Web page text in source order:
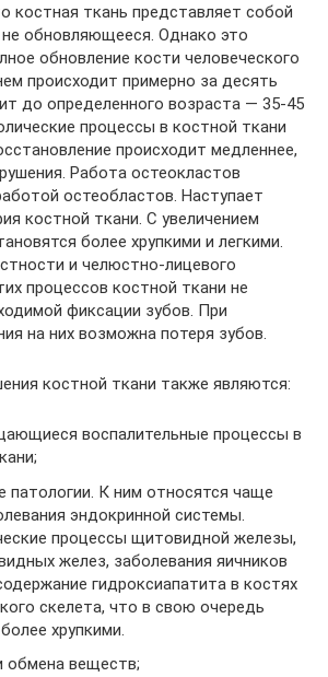
костная ткань представляет собой
обновляющееся. Однако это
обновление кости человеческого
происходит примерно за десять
до определенного возраста — 35-45
процессы в костной ткани
происходит медленнее,
Работа остеокластов
остеобластов. Наступает
костной ткани. С увеличением
более хрупкими и легкими.
и челюстно-лицевого
процессов костной ткани не
фиксации зубов. При
на них возможна потеря зубов.
костной ткани также являются:
воспалительные процессы в
патологии. К ним относятся чаще
эндокринной системы.
процессы щитовидной железы,
желез, заболевания яичников
гидроксиапатита в костях
скелета, что в свою очередь
хрупкими.
обмена веществ;